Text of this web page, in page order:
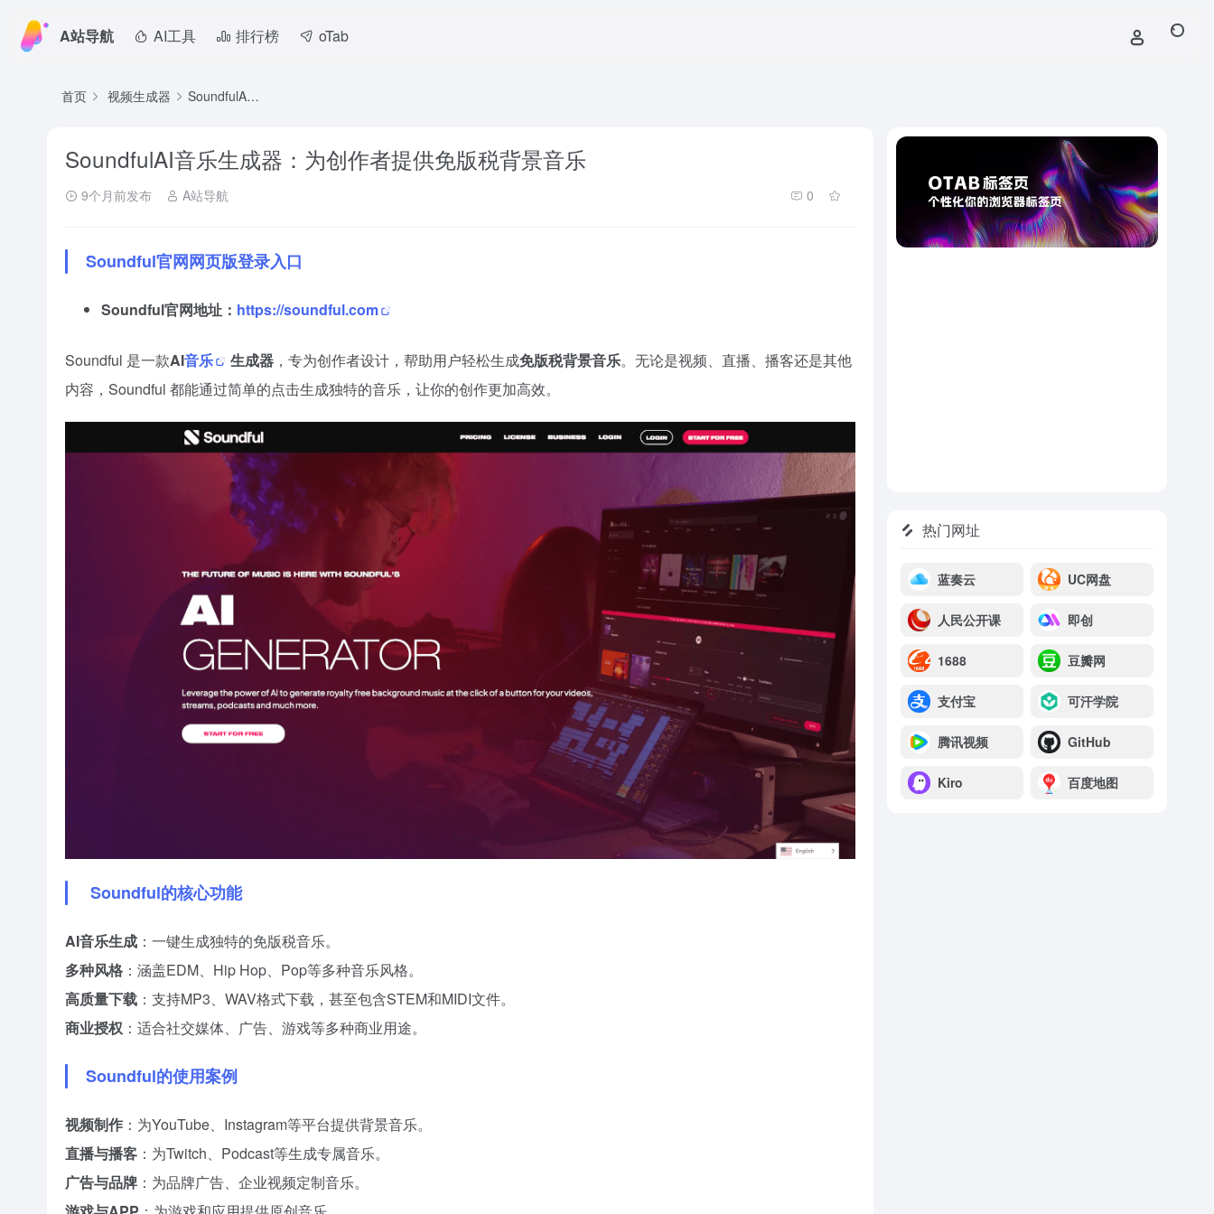
A站导航 AI工具 排行榜 oTab
首页 视频生成器 SoundfulAI音乐生成器：为创作者提供免版税背景音乐
SoundfulAI音乐生成器：为创作者提供免版税背景音乐
9个月前发布 A站导航 0
Soundful官网网页版登录入口
Soundful官网地址： https://soundful.com
Soundful 是一款AI音乐 生成器 ，专为创作者设计，帮助用户轻松生成免版税背景音乐。无论是视频、直播、播客还是其他
内容，Soundful 都能通过简单的点击生成独特的音乐，让你的创作更加高效。
Soundful的核心功能
AI音乐生成 ：一键生成独特的免版税音乐。
多种风格 ：涵盖EDM、Hip Hop、Pop等多种音乐风格。
高质量下载 ：支持MP3、WAV格式下载，甚至包含STEM和MIDI文件。
商业授权 ：适合社交媒体、广告、游戏等多种商业用途。
Soundful的使用案例
视频制作 ：为YouTube、Instagram等平台提供背景音乐。
直播与播客 ：为Twitch、Podcast等生成专属音乐。
广告与品牌 ：为品牌广告、企业视频定制音乐。
热门网址
蓝奏云 UC网盘
人民公开课 即创
1688 豆瓣网
支付宝 可汗学院
腾讯视频 GitHub
Kiro 百度地图